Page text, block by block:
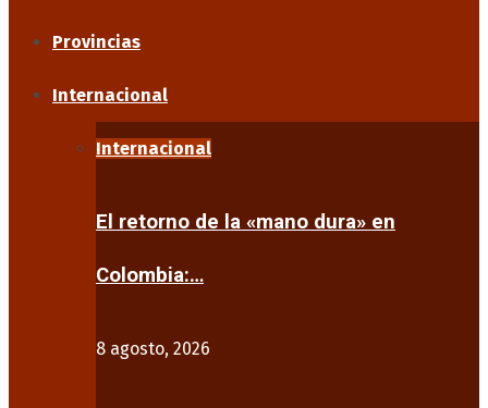
Provincias
Internacional
Internacional
El retorno de la «mano dura» en
Colombia:…
8 agosto, 2026